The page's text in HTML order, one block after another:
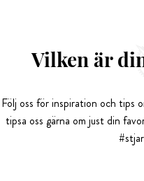
Vilken är
Följ oss för inspiration och tips
tipsa oss gärna om just din